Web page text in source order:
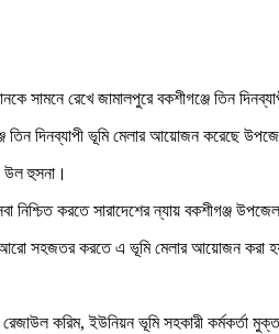
সামনে রেখে জামালপুরে বকশীগঞ্জে তিন
তিন দিনব্যাপী ভূমি মেলার আয়োজন করেছে
উল হুসনা।
করতে সারাদেশের ন্যায় বকশীগঞ্জ
আরো সহজতর করতে এ ভূমি মেলার আয়োজন করা
করিম, ইউনিয়ন ভূমি সহকারী কর্মকর্তা